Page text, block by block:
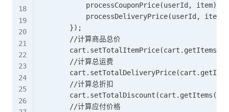
            processCouponPrice(userId, item);
            processDeliveryPrice(userId, item);
        });
        //计算商品总价
        //计算总运费
        //计算总折扣
        //计算应付价格